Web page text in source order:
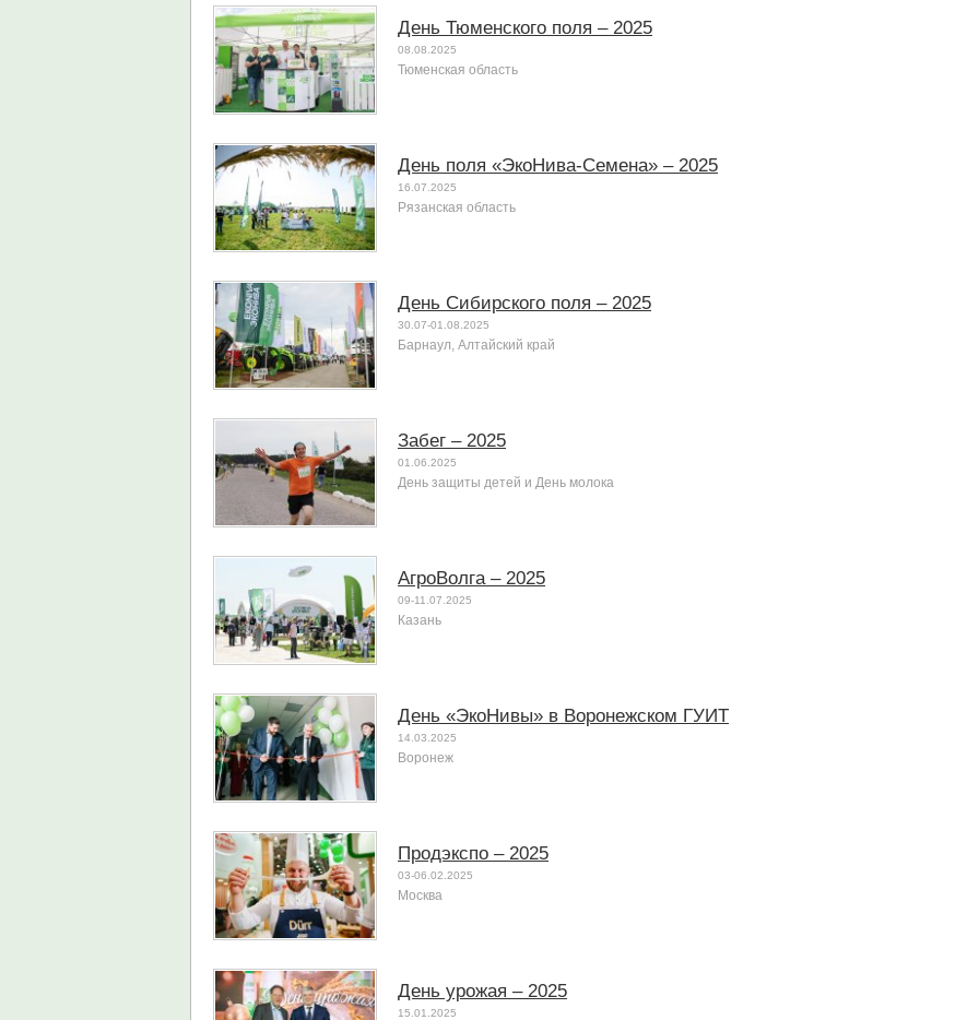
День Тюменского поля – 2025
08.08.2025
Тюменская область
День поля «ЭкоНива-Семена» – 2025
16.07.2025
Рязанская область
День Сибирского поля – 2025
30.07-01.08.2025
Барнаул, Алтайский край
Забег – 2025
01.06.2025
День защиты детей и День молока
АгроВолга – 2025
09-11.07.2025
Казань
День «ЭкоНивы» в Воронежском ГУИТ
14.03.2025
Воронеж
Продэкспо – 2025
03-06.02.2025
Москва
День урожая – 2025
15.01.2025